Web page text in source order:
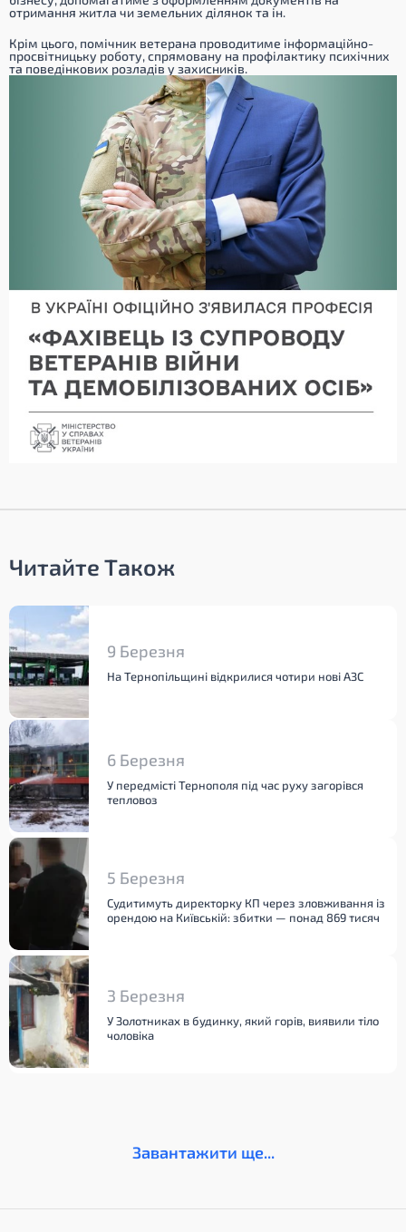
отримання житла чи земельних ділянок та ін.
Крім цього, помічник ветерана проводитиме інформаційно-
просвітницьку роботу, спрямовану на профілактику психічних
та поведінкових розладів у захисників.
Читайте Також
9 Березня
На Тернопільщині відкрилися чотири нові АЗС
6 Березня
У передмісті Тернополя під час руху загорівся
тепловоз
5 Березня
Судитимуть директорку КП через зловживання із
орендою на Київській: збитки — понад 869 тисяч
3 Березня
У Золотниках в будинку, який горів, виявили тіло
чоловіка
Завантажити ще...